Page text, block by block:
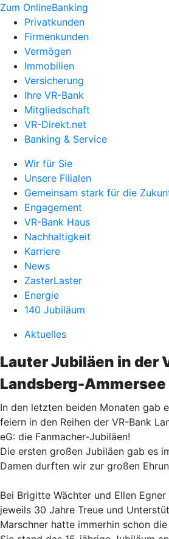
Zum OnlineBanking
Privatkunden
Firmenkunden
Vermögen
Immobilien
Versicherung
Ihre VR-Bank
Mitgliedschaft
VR-Direkt.net
Banking & Service
Wir für Sie
Unsere Filialen
Gemeinsam stark für die
Engagement
VR-Bank Haus
Nachhaltigkeit
Karriere
News
ZasterLaster
Energie
140 Jubiläum
Aktuelles
Lauter Jubiläen in der
Landsberg-Ammersee
In den letzten beiden Monaten gab
feiern in den Reihen der VR-Bank
eG: die Fanmacher-Jubiläen!
Die ersten großen Jubiläen gab es
Damen durften wir zur großen
Bei Brigitte Wächter und Ellen
jeweils 30 Jahre Treue und
Marschner hatte immerhin schon